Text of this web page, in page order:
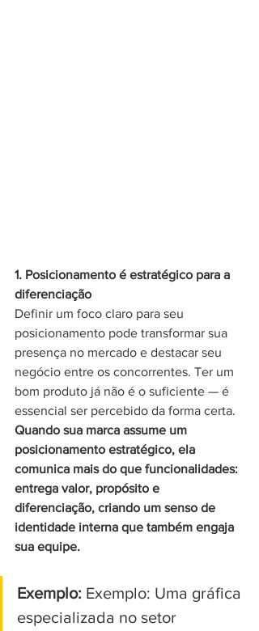
1. Posicionamento é estratégico para a
diferenciação
Definir um foco claro para seu
posicionamento pode transformar sua
presença no mercado e destacar seu
negócio entre os concorrentes. Ter um
bom produto já não é o suficiente — é
essencial ser percebido da forma certa.
Quando sua marca assume um
posicionamento estratégico, ela
comunica mais do que funcionalidades:
entrega valor, propósito e
diferenciação, criando um senso de
identidade interna que também engaja
sua equipe.
Exemplo: Exemplo: Uma gráfica
especializada no setor